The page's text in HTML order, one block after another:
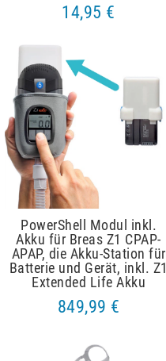
14,95 €
PowerShell Modul inkl.
Akku für Breas Z1 CPAP-
APAP, die Akku-Station für
Batterie und Gerät, inkl. Z1
Extended Life Akku
849,99 €